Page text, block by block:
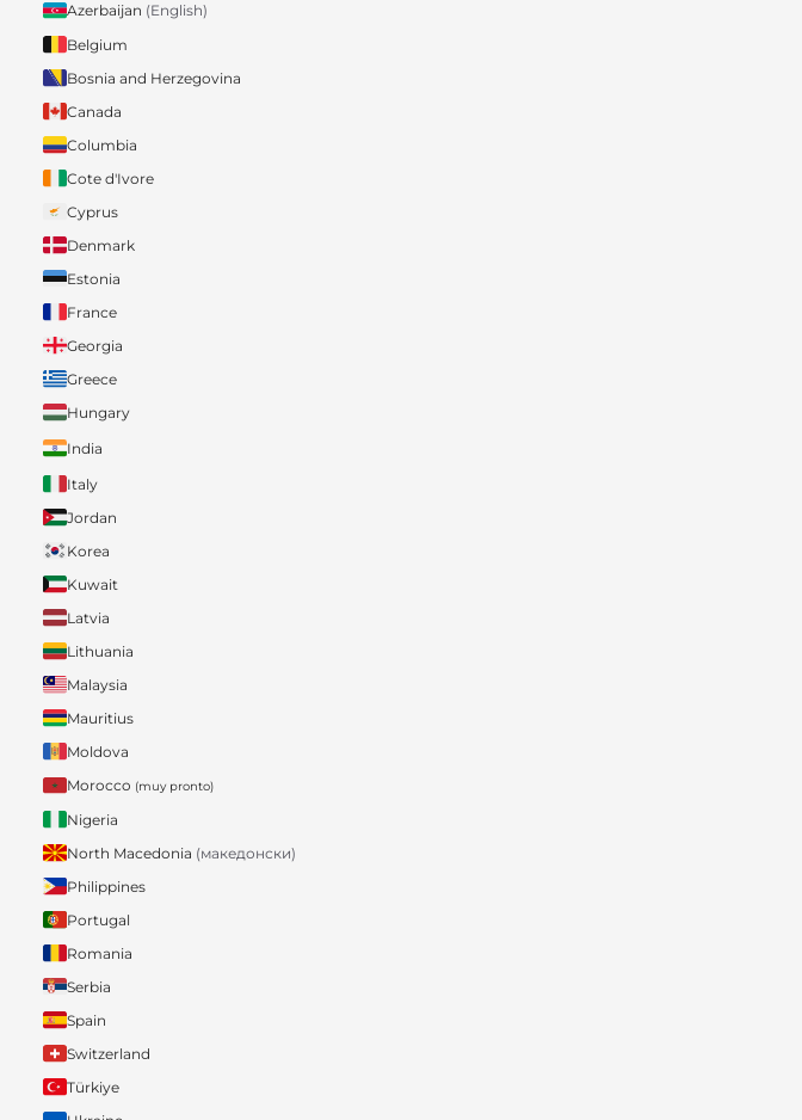
Azerbaijan (English)
Belgium
Bosnia and Herzegovina
Canada
Columbia
Cote d'Ivore
Cyprus
Denmark
Estonia
France
Georgia
Greece
Hungary
India
Italy
Jordan
Korea
Kuwait
Latvia
Lithuania
Malaysia
Mauritius
Moldova
Morocco (muy pronto)
Nigeria
North Macedonia (македонски)
Philippines
Portugal
Romania
Serbia
Spain
Switzerland
Türkiye